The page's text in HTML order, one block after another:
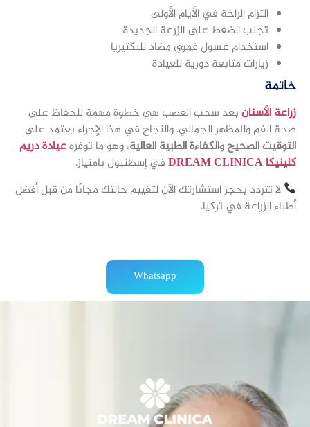
التزام الراحة في الأيام الأولى
تجنب الضغط على الزرعة الجديدة
استخدام غسول فموي مضاد للبكتيريا
زيارات متابعة دورية للعيادة
خاتمة
زراعة الأسنانبعد سحب العصب هي خطوة مهمة للحفاظ على
صحة الفم والمظهر الجمالي. والنجاح في هذا الإجراء يعتمد على
التوقيت الصحيحوالكفاءة الطبية العالية، وهو ما توفرهعيادة دريم
كلينيكا DREAM CLINICA
في إسطنبول بامتياز.
لا تتردد بحجز استشارتك الآن لتقييم حالتك مجانًا من قبل أفضل
أطباء الزراعة في تركيا.
Whatsapp